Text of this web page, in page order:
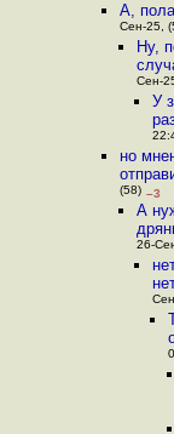
А,
Сен-25,
Ну,
Сен-
У
но
(58) –3
А
26-